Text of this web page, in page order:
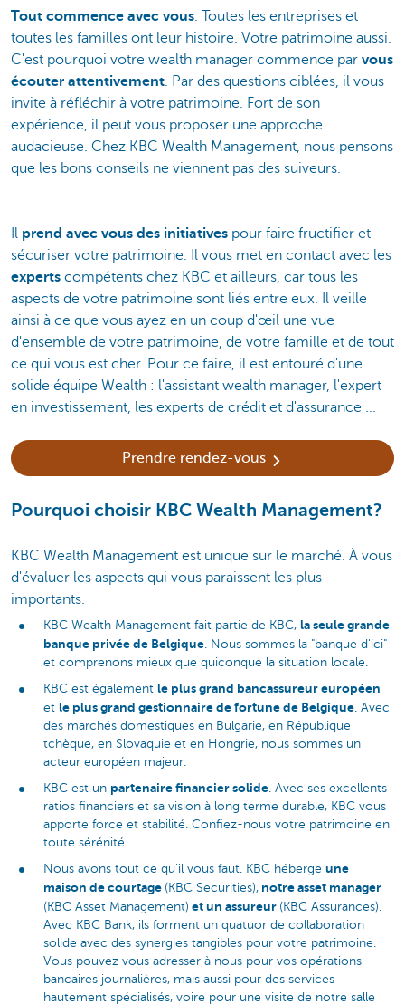
Tout commence avec vous. Toutes les entreprises et
toutes les familles ont leur histoire. Votre patrimoine aussi.
C'est pourquoi votre wealth manager commence par vous
écouter attentivement. Par des questions ciblées, il vous
invite à réfléchir à votre patrimoine. Fort de son
expérience, il peut vous proposer une approche
audacieuse. Chez KBC Wealth Management, nous pensons
que les bons conseils ne viennent pas des suiveurs.
Il prend avec vous des initiatives pour faire fructifier et
sécuriser votre patrimoine. Il vous met en contact avec les
experts compétents chez KBC et ailleurs, car tous les
aspects de votre patrimoine sont liés entre eux. Il veille
ainsi à ce que vous ayez en un coup d'œil une vue
d'ensemble de votre patrimoine, de votre famille et de tout
ce qui vous est cher. Pour ce faire, il est entouré d'une
solide équipe Wealth : l'assistant wealth manager, l'expert
en investissement, les experts de crédit et d'assurance ...
Prendre rendez-vous
Pourquoi choisir KBC Wealth Management?
KBC Wealth Management est unique sur le marché. À vous
d'évaluer les aspects qui vous paraissent les plus
importants.
KBC Wealth Management fait partie de KBC, la seule grande
banque privée de Belgique. Nous sommes la "banque d'ici"
et comprenons mieux que quiconque la situation locale.
KBC est également le plus grand bancassureur européen
et le plus grand gestionnaire de fortune de Belgique. Avec
des marchés domestiques en Bulgarie, en République
tchèque, en Slovaquie et en Hongrie, nous sommes un
acteur européen majeur.
KBC est un partenaire financier solide. Avec ses excellents
ratios financiers et sa vision à long terme durable, KBC vous
apporte force et stabilité. Confiez-nous votre patrimoine en
toute sérénité.
Nous avons tout ce qu’il vous faut. KBC héberge une
maison de courtage (KBC Securities), notre asset manager
(KBC Asset Management) et un assureur (KBC Assurances).
Avec KBC Bank, ils forment un quatuor de collaboration
solide avec des synergies tangibles pour votre patrimoine.
Vous pouvez vous adresser à nous pour vos opérations
bancaires journalières, mais aussi pour des services
hautement spécialisés, voire pour une visite de notre salle